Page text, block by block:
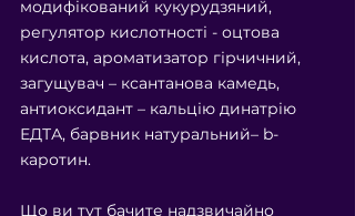
модифікований кукурудзяний,
регулятор кислотності - оцтова
кислота, ароматизатор гірчичний,
загущувач – ксантанова камедь,
антиоксидант – кальцію динатрію
ЕДТА, барвник натуральний– b-
каротин.
Що ви тут бачите надзвичайно